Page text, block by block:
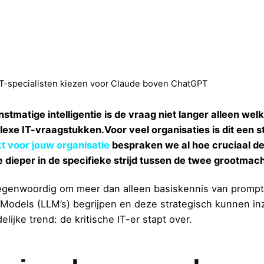
specialisten kiezen voor Claude boven ChatGPT
intelligentie is de vraag niet langer alleen
IT-vraagstukken.Voor veel organisaties is dit een
voor jouw organisatie bespraken we al hoe cruciaal
dieper in de specifieke strijd tussen de twee
om meer dan alleen basiskennis van
(LLM’s) begrijpen en deze strategisch kunnen
trend: de kritische IT-er stapt over.